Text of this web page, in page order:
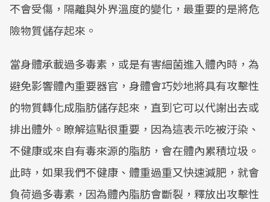
不會受傷，隔離與外界溫度的變化，最重要的是將危
險物質儲存起來。
當身體承載過多毒素，或是有害細菌進入體內時，為
避免影響體內重要器官，身體會巧妙地將具有攻擊性
的物質轉化成脂肪儲存起來，直到它可以代謝出去或
排出體外。瞭解這點很重要，因為這表示吃被汙染、
不健康或來自有毒來源的脂肪，會在體內累積垃圾。
此時，如果我們不健康、體重過重又快速減肥，就會
負荷過多毒素，因為體內脂肪會斷裂，釋放出攻擊性